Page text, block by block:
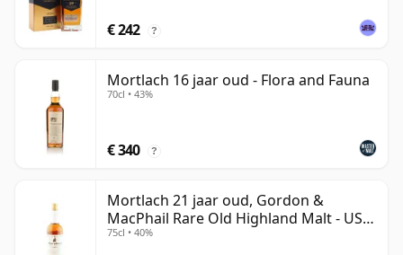
€ 242 ?
Mortlach 16 jaar oud - Flora and Fauna
70cl • 43%
€ 340 ?
Mortlach 21 jaar oud, Gordon &
MacPhail Rare Old Highland Malt - US
Import
75cl • 40%